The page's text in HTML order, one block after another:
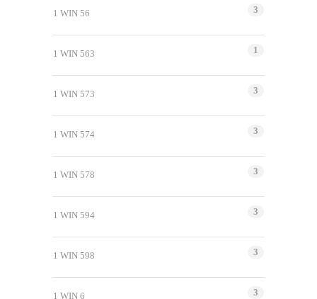
1 WIN 56 3
1 WIN 563 1
1 WIN 573 3
1 WIN 574 3
1 WIN 578 3
1 WIN 594 3
1 WIN 598 3
1 WIN 6 3